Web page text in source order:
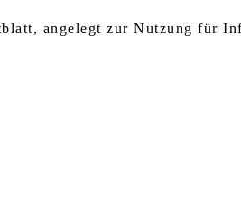
angelegt zur Nutzung für